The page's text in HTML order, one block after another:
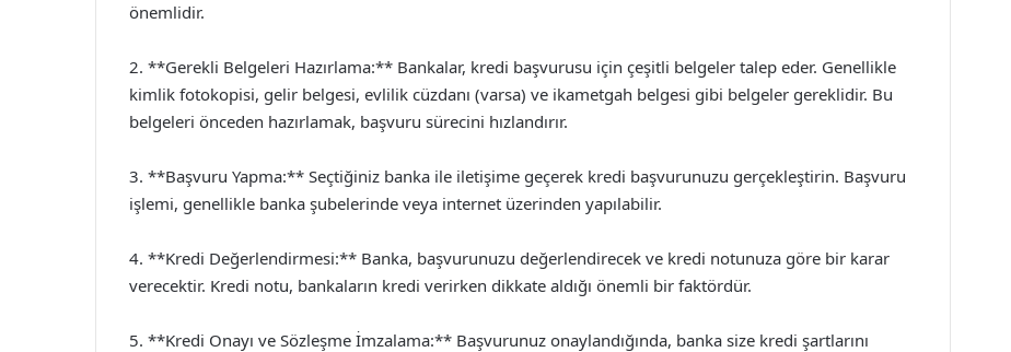
önemlidir.
2. **Gerekli Belgeleri Hazırlama:** Bankalar, kredi başvurusu için çeşitli belgeler talep eder. Genellikle
kimlik fotokopisi, gelir belgesi, evlilik cüzdanı (varsa) ve ikametgah belgesi gibi belgeler gereklidir. Bu
belgeleri önceden hazırlamak, başvuru sürecini hızlandırır.
3. **Başvuru Yapma:** Seçtiğiniz banka ile iletişime geçerek kredi başvurunuzu gerçekleştirin. Başvuru
işlemi, genellikle banka şubelerinde veya internet üzerinden yapılabilir.
4. **Kredi Değerlendirmesi:** Banka, başvurunuzu değerlendirecek ve kredi notunuza göre bir karar
verecektir. Kredi notu, bankaların kredi verirken dikkate aldığı önemli bir faktördür.
5. **Kredi Onayı ve Sözleşme İmzalama:** Başvurunuz onaylandığında, banka size kredi şartlarını